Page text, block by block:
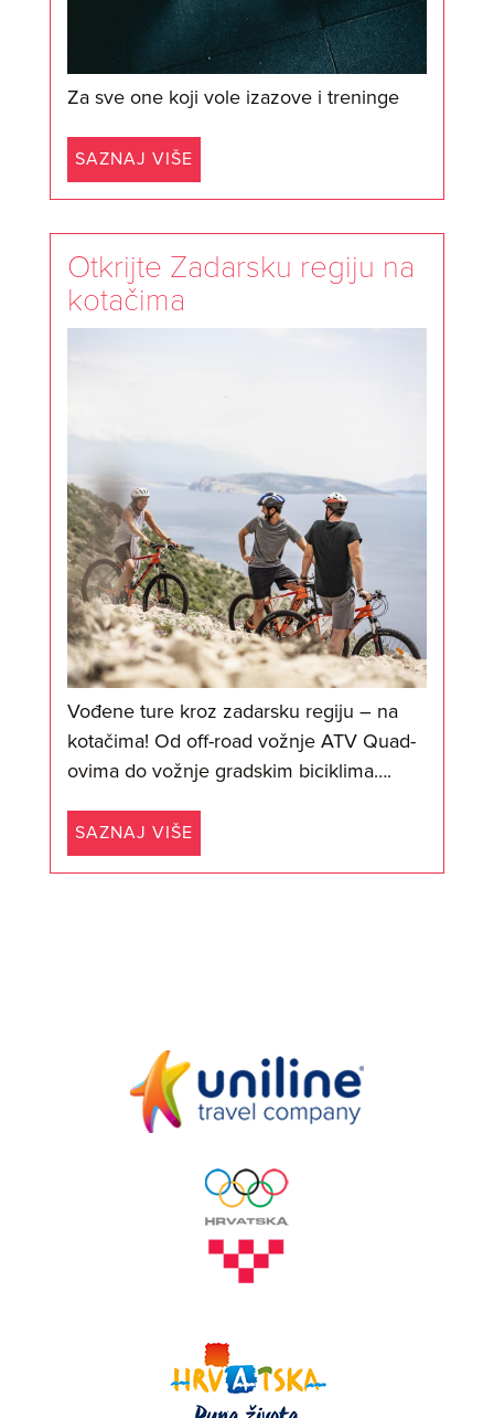
Za sve one koji vole izazove i treninge
SAZNAJ VIŠE
Otkrijte Zadarsku regiju na
kotačima
Vođene ture kroz zadarsku regiju – na
kotačima! Od off-road vožnje ATV Quad-
ovima do vožnje gradskim biciklima….
SAZNAJ VIŠE